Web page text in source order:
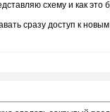
схему и как
сразу доступ к